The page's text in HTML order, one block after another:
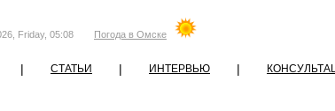
Friday, 05:08 Погода в Омске
| СТАТЬИ | ИНТЕРВЬЮ |